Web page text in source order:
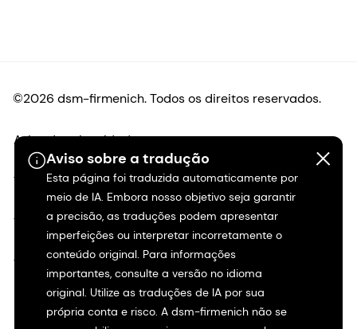
Aviso sobre a tradução
Esta página foi traduzida automaticamente por
meio de IA. Embora nosso objetivo seja garantir
a precisão, as traduções podem apresentar
imperfeições ou interpretar incorretamente o
conteúdo original. Para informações
importantes, consulte a versão no idioma
original. Utilize as traduções de IA por sua
própria conta e risco. A dsm-firmenich não se
©2026 dsm-firmenich. Todos os direitos reservados.
Aviso de privacidade
Termos de uso
Termos e condições
Transparência na Califórnia
Declaração de acessibilidade